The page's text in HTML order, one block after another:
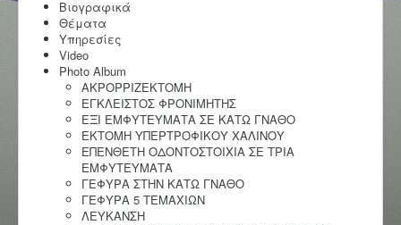
Βιογραφικά
Θέματα
Υπηρεσίες
Video
Photo Album
AKΡΟΡΡΙΖΕΚΤΟΜΗ
ΕΓΚΛΕΙΣΤΟΣ ΦΡΟΝΙΜΗΤΗΣ
ΕΞΙ ΕΜΦΥΤΕΥΜΑΤΑ ΣΕ ΚΑΤΩ ΓΝΑΘΟ
ΕΚΤΟΜΗ ΥΠΕΡΤΡΟΦΙΚΟΥ ΧΑΛΙΝΟΥ
ΕΠΕΝΘΕΤΗ ΟΔΟΝΤΟΣΤΟΙΧΙΑ ΣΕ ΤΡΙΑ
ΕΜΦΥΤΕΥΜΑΤΑ
ΓΕΦΥΡΑ ΣΤΗΝ ΚΑΤΩ ΓΝΑΘΟ
ΓΕΦΥΡΑ 5 ΤΕΜΑΧΙΩΝ
ΛΕΥΚΑΝΣΗ